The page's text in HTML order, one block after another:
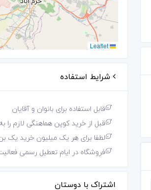
Leaflet
شرایط استفاده
قابل استفاده برای بانوان و آقایان
قبل از خرید کوپن هماهنگی لازم را
لطفا برای هر یک میلیون خرید یک
فروشگاه در ایام تعطیل رسمی
اشتراک با دوستان